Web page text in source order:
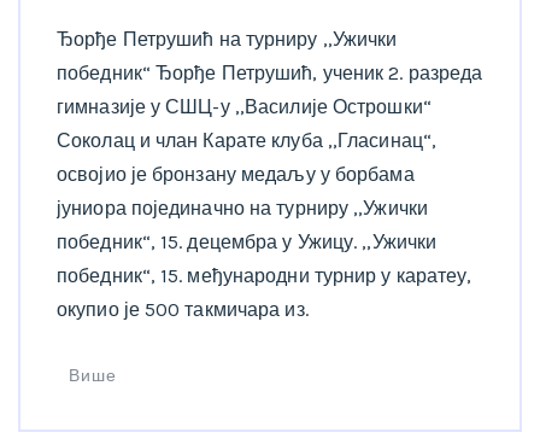
Ђорђе Петрушић на турниру ,,Ужички
победник“ Ђорђе Петрушић, ученик 2. разреда
гимназије у СШЦ-у ,,Василије Острошки“
Соколац и члан Карате клуба ,,Гласинац“,
освојио је бронзану медаљу у борбама
јуниора појединачно на турниру ,,Ужички
победник“, 15. децембра у Ужицу. ,,Ужички
победник“, 15. међународни турнир у каратеу,
окупио је 500 такмичара из.
Више